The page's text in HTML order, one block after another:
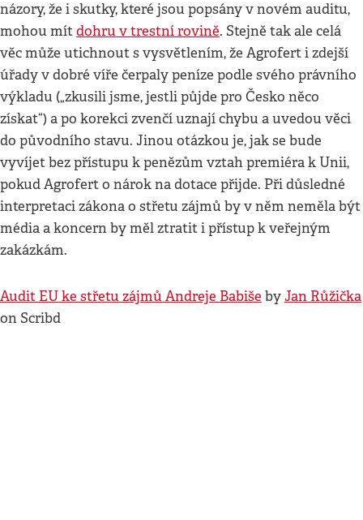
názory, že i skutky, které jsou popsány v novém auditu,
mohou mítdohru v trestní rovině. Stejně tak ale celá
věc může utichnout s vysvětlením, že Agrofert i zdejší
úřady v dobré víře čerpaly peníze podle svého právního
výkladu („zkusili jsme, jestli půjde pro Česko něco
získat“) a po korekci zvenčí uznají chybu a uvedou věci
do původního stavu. Jinou otázkou je, jak se bude
vyvíjet bez přístupu k penězům vztah premiéra k Unii,
pokud Agrofert o nárok na dotace přijde. Při důsledné
interpretaci zákona o střetu zájmů by v něm neměla být
média a koncern by měl ztratit i přístup k veřejným
zakázkám.
Audit EU ke střetu zájmů Andreje Babiše byJan Růžička
on Scribd